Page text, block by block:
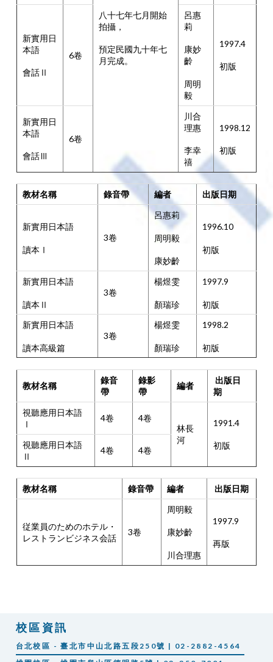
八十七年七月開始
拍攝，
預定民國九十年七
月完成。
新實用日
本語
會話Ⅱ
6卷
呂惠
莉
康妙
齡
周明
毅
1997.4
初版
新實用日
本語
會話Ⅲ
6卷
川合
理惠
李幸
禧
1998.12
初版
教材名稱 錄音帶 編者 出版日期
新實用日本語
讀本Ⅰ
3卷
呂惠莉
周明毅
康妙齡
1996.10
初版
新實用日本語
讀本Ⅱ
3卷
楊煜雯
顏瑞珍
1997.9
初版
新實用日本語
讀本高級篇
3卷
楊煜雯
顏瑞珍
1998.2
初版
教材名稱
錄音
帶
錄影
帶
編者
出版日
期
視聽應用日本語
Ⅰ
4卷
4卷
林長
河
1991.4
初版
視聽應用日本語
Ⅱ
4卷 4卷
教材名稱 錄音帶 編者 出版日期
従業員のためのホテル・
レストランビジネス会話
3卷
周明毅
康妙齡
川合理惠
1997.9
再版
校區資訊
台北校區 - 臺北市中山北路五段250號 | 02-2882-4564